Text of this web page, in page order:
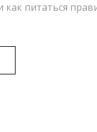
как питаться